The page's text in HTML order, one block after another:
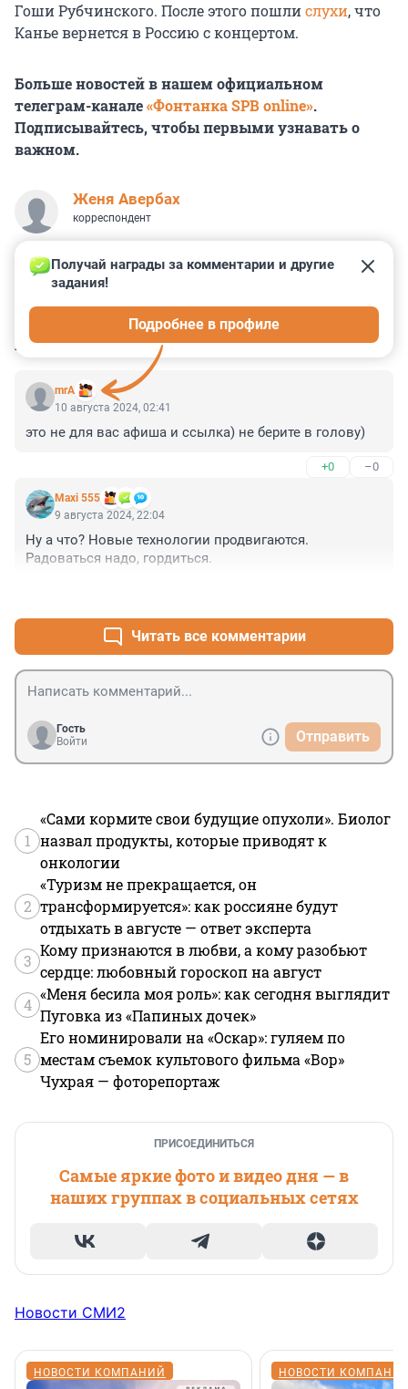
Гоши Рубчинского. После этого пошлислухи, что
Канье вернется в Россию с концертом.
Больше новостей в нашем официальном
телеграм-канале«Фонтанка SPB online».
Подписывайтесь, чтобы первыми узнавать о
важном.
Женя Авербах
корреспондент
КОММЕНТАРИИ 2
mrA
Получай награды за комментарии и другие
задания!
Подробнее в профиле
10 августа 2024, 02:41
это не для вас афиша и ссылка) не берите в голову)
+0 –0
Maxi 555
9 августа 2024, 22:04
Ну а что? Новые технологии продвигаются.
Радоваться надо, гордиться.
Читать все комментарии
Гость
Войти
Отправить
1
«Сами кормите свои будущие опухоли». Биолог
назвал продукты, которые приводят к
онкологии
2
«Туризм не прекращается, он
трансформируется»: как россияне будут
отдыхать в августе — ответ эксперта
3
Кому признаются в любви, а кому разобьют
сердце: любовный гороскоп на август
4
«Меня бесила моя роль»: как сегодня выглядит
Пуговка из «Папиных дочек»
5
Его номинировали на «Оскар»: гуляем по
местам съемок культового фильма «Вор»
Чухрая — фоторепортаж
ПРИСОЕДИНИТЬСЯ
Самые яркие фото и видео дня — в
наших группах в социальных сетях
Новости СМИ2
НОВОСТИ КОМПАНИЙ НОВОСТИ